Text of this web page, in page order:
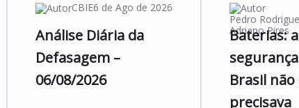
CBIE6 de Ago de 2026
Análise Diária da
Defasagem –
06/08/2026
Pedro
Adriano Pires
Baterias: a
Brasil
precisava